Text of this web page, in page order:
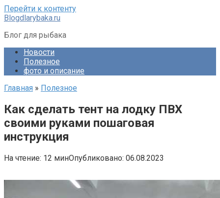
Перейти к контенту
Blogdlarybaka.ru
Блог для рыбака
Новости
Полезное
фото и описание
Главная » Полезное
Как сделать тент на лодку ПВХ
своими руками пошаговая
инструкция
На чтение: 12 минОпубликовано: 06.08.2023